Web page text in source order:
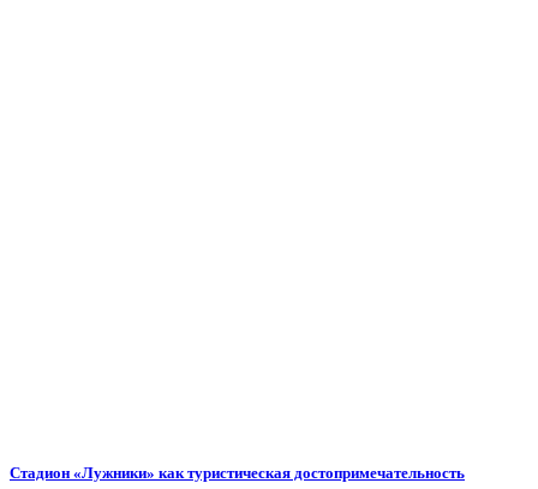
Стадион «Лужники» как туристическая достопримечательность